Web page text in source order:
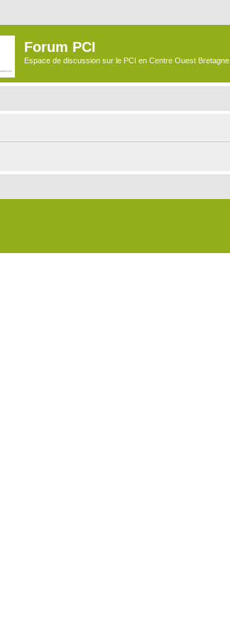
Forum PCI
Espace de discussion sur le PCI en Centre Ouest Bretagne